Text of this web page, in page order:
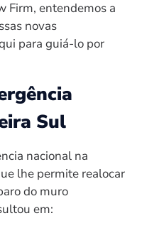
Firm, entendemos a
novas
para guiá-lo por
Sul
nacional na
lhe permite realocar
do muro
em: